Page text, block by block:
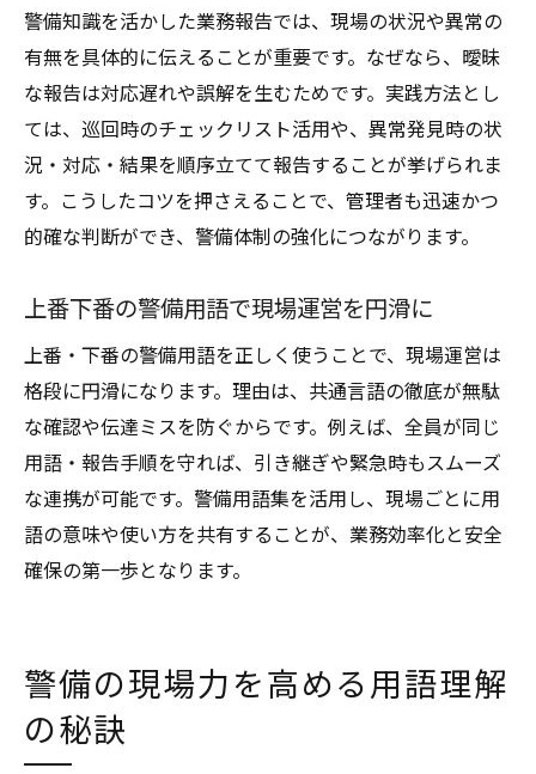
警備知識を活かした業務報告では、現場の状況や異常の
有無を具体的に伝えることが重要です。なぜなら、曖昧
な報告は対応遅れや誤解を生むためです。実践方法とし
ては、巡回時のチェックリスト活用や、異常発見時の状
況・対応・結果を順序立てて報告することが挙げられま
す。こうしたコツを押さえることで、管理者も迅速かつ
的確な判断ができ、警備体制の強化につながります。
上番下番の警備用語で現場運営を円滑に
上番・下番の警備用語を正しく使うことで、現場運営は
格段に円滑になります。理由は、共通言語の徹底が無駄
な確認や伝達ミスを防ぐからです。例えば、全員が同じ
用語・報告手順を守れば、引き継ぎや緊急時もスムーズ
な連携が可能です。警備用語集を活用し、現場ごとに用
語の意味や使い方を共有することが、業務効率化と安全
確保の第一歩となります。
警備の現場力を高める用語理解
の秘訣